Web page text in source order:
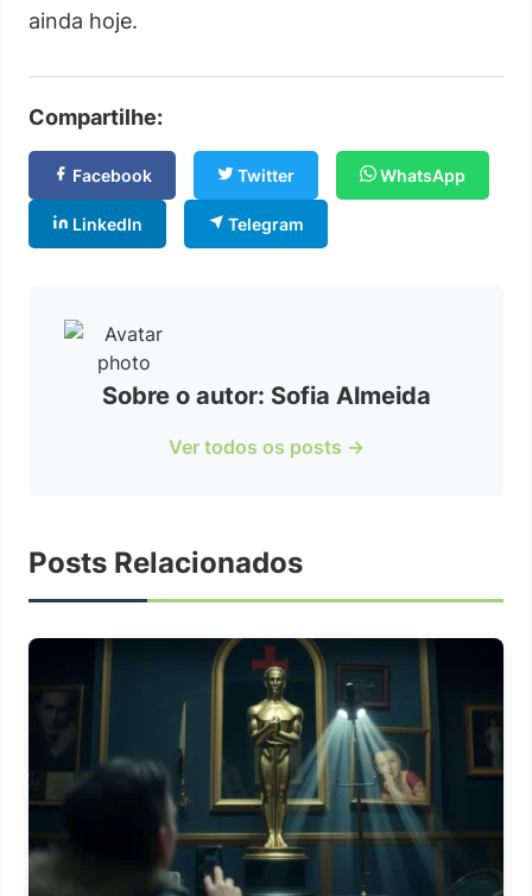
ainda hoje.
Compartilhe:
Facebook Twitter WhatsApp
LinkedIn Telegram
Sobre o autor: Sofia Almeida
Ver todos os posts →
Posts Relacionados